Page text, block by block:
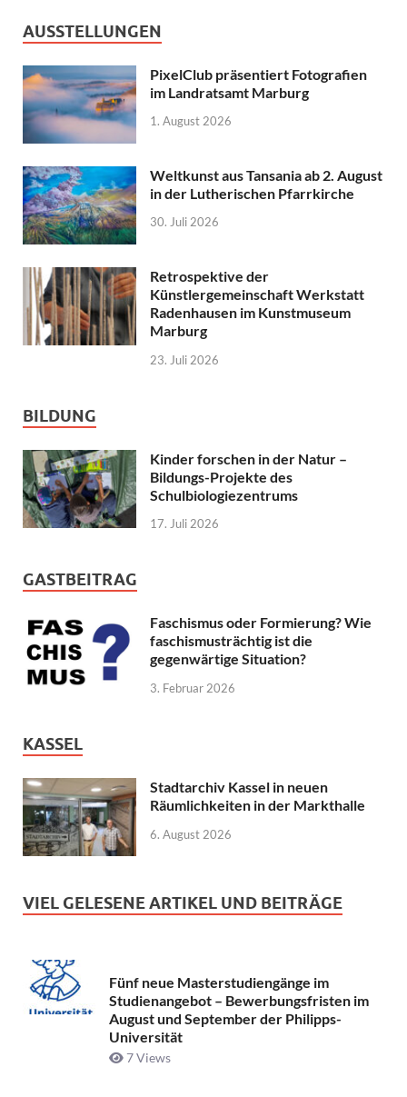
AUSSTELLUNGEN
PixelClub präsentiert Fotografien
im Landratsamt Marburg
1. August 2026
Weltkunst aus Tansania ab 2. August
in der Lutherischen Pfarrkirche
30. Juli 2026
Retrospektive der
Künstlergemeinschaft Werkstatt
Radenhausen im Kunstmuseum
Marburg
23. Juli 2026
BILDUNG
Kinder forschen in der Natur –
Bildungs-Projekte des
Schulbiologiezentrums
17. Juli 2026
GASTBEITRAG
Faschismus oder Formierung? Wie
faschismusträchtig ist die
gegenwärtige Situation?
3. Februar 2026
KASSEL
Stadtarchiv Kassel in neuen
Räumlichkeiten in der Markthalle
6. August 2026
VIEL GELESENE ARTIKEL UND BEITRÄGE
Fünf neue Masterstudiengänge im
Studienangebot – Bewerbungsfristen im
August und September der Philipps-
Universität
7 Views